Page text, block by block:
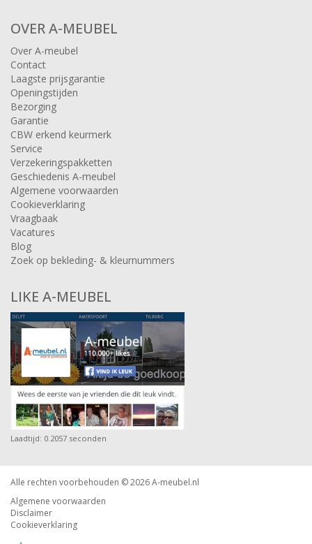
OVER A-MEUBEL
Over A-meubel
Contact
Laagste prijsgarantie
Openingstijden
Bezorging
Garantie
CBW erkend keurmerk
Service
Verzekeringspakketten
Geschiedenis A-meubel
Algemene voorwaarden
Cookieverklaring
Vraagbaak
Vacatures
Blog
Zoek op bekleding- & kleurnummers
LIKE A-MEUBEL
Laadtijd: 0.2057 seconden
Alle rechten voorbehouden © 2026A-meubel.nl
Algemene voorwaarden
Disclaimer
Cookieverklaring